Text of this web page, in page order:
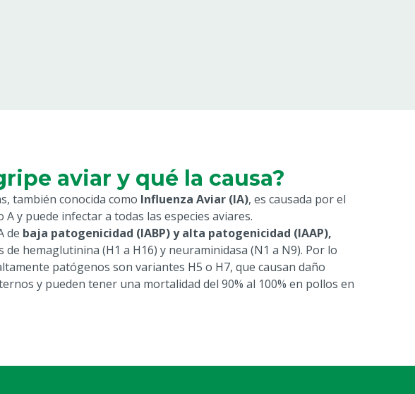
aviar y qué la causa?
también conocida como Influenza Aviar (IA), es causada por el
y puede infectar a todas las especies aviares.
de baja patogenicidad (IABP) y alta patogenicidad (IAAP),
hemaglutinina (H1 a H16) y neuraminidasa (N1 a N9). Por lo
patógenos son variantes H5 o H7, que causan daño
y pueden tener una mortalidad del 90% al 100% en pollos en